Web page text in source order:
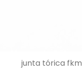
junta tórica fkm